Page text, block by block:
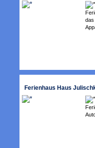
das
Ferienhaus Haus